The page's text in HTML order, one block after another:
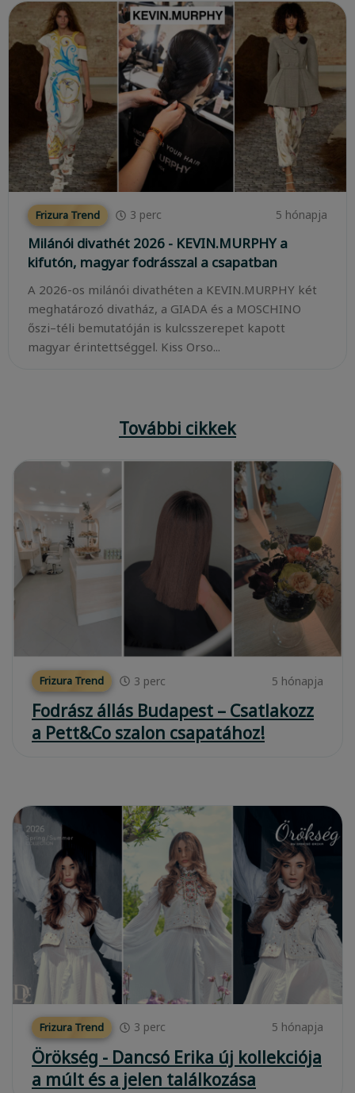
Frizura Trend 3 perc 5 hónapja
Milánói divathét 2026 - KEVIN.MURPHY a
kifutón, magyar fodrásszal a csapatban
A 2026-os milánói divathéten a KEVIN.MURPHY két
meghatározó divatház, a GIADA és a MOSCHINO
őszi–téli bemutatóján is kulcsszerepet kapott
magyar érintettséggel. Kiss Orso...
További cikkek
Frizura Trend 3 perc 5 hónapja
Fodrász állás Budapest – Csatlakozz
a Pett&Co szalon csapatához!
Frizura Trend 3 perc 5 hónapja
Örökség - Dancsó Erika új kollekciója
a múlt és a jelen találkozása